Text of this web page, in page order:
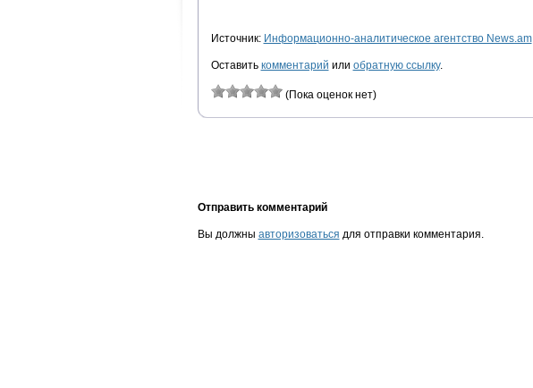
Источник: Информационно-аналитическое агентство News.am
Оставить комментарий или обратную ссылку.
(Пока оценок нет)
Отправить комментарий
Вы должны авторизоваться для отправки комментария.